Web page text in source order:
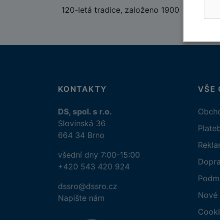
120-letá tradice, založeno 1900
KONTAKTY
DS, spol. s r.o.
Slovinská 36
664 34 Brno
všední dny 7:00-15:00
+420 543 420 924
dssro@dssro.cz
Napište nám
VŠE
Nové